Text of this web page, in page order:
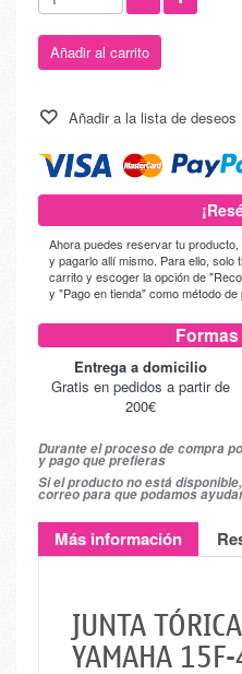
Añadir al carrito
Añadir a la lista de deseos
Ahora puedes reservar tu
y pagarlo allí mismo. Para ello, solo
carrito y escoger la opción de
y "Pago en tienda" como método de
Entrega a domicilio
Gratis en pedidos a partir de
200€
Durante el proceso de compra
y pago que prefieras
Si el producto no está
correo para que podamos
Más información
JUNTA
YAMAHA